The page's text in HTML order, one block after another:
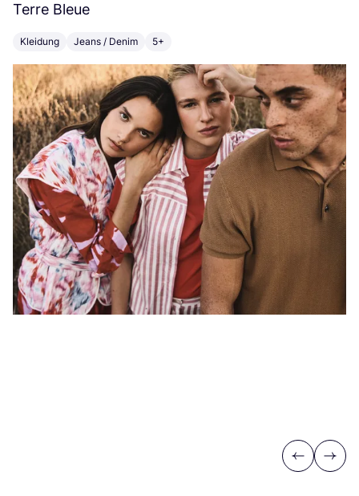
Terre Bleue
Kleidung Jeans / Denim 5+
Previous
Next